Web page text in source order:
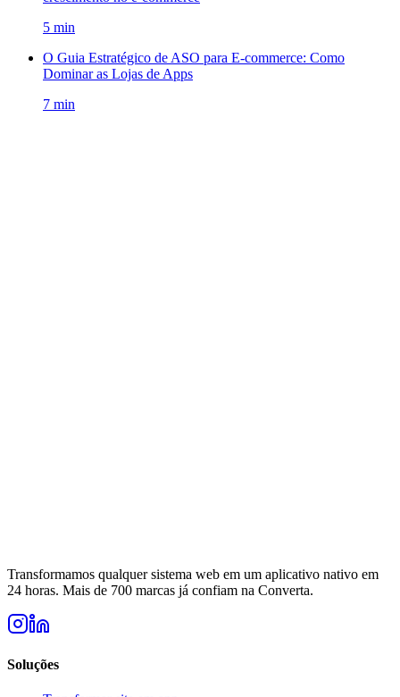
5 min
O Guia Estratégico de ASO para E-commerce: Como
Dominar as Lojas de Apps
7 min
Transformamos qualquer sistema web em um aplicativo nativo em
24 horas. Mais de 700 marcas já confiam na Converta.
Soluções